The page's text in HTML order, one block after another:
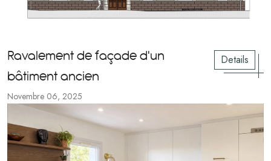
Ravalement de façade d'un
bâtiment ancien
Novembre 06, 2025
Details